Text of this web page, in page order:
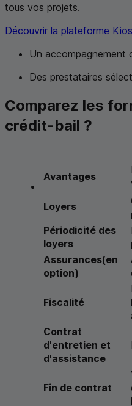
tous vos projets.
Découvrir la plateforme
Un accompagnement
Des prestataires
Comparez les
crédit-bail ?
Avantages
Loyers
Périodicité des
loyers
Assurances(en
option)
Fiscalité
Contrat
d'entretien et
d'assistance
Fin de contrat